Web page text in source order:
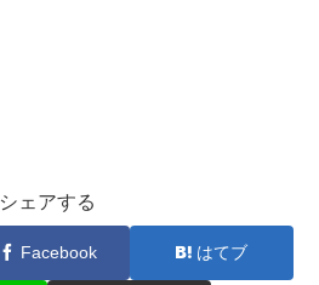
シェアする
Facebook はてブ